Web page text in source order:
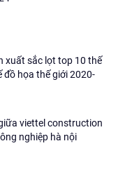
xuất sắc lọt top 10 thế
đồ họa thế giới 2020-
viettel construction
nghiệp hà nội